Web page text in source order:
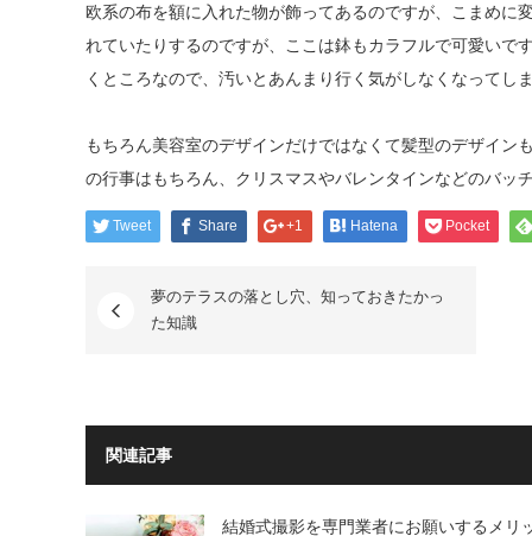
欧系の布を額に入れた物が飾ってあるのですが、こまめに
れていたりするのですが、ここは鉢もカラフルで可愛いで
くところなので、汚いとあんまり行く気がしなくなってし
もちろん美容室のデザインだけではなくて髪型のデザイ
の行事はもちろん、クリスマスやバレンタインなどのバッ
Tweet Share +1 Hatena Pocket
夢のテラスの落とし穴、知っておきたかっ
た知識
関連記事
結婚式撮影を専門業者にお願いするメリ